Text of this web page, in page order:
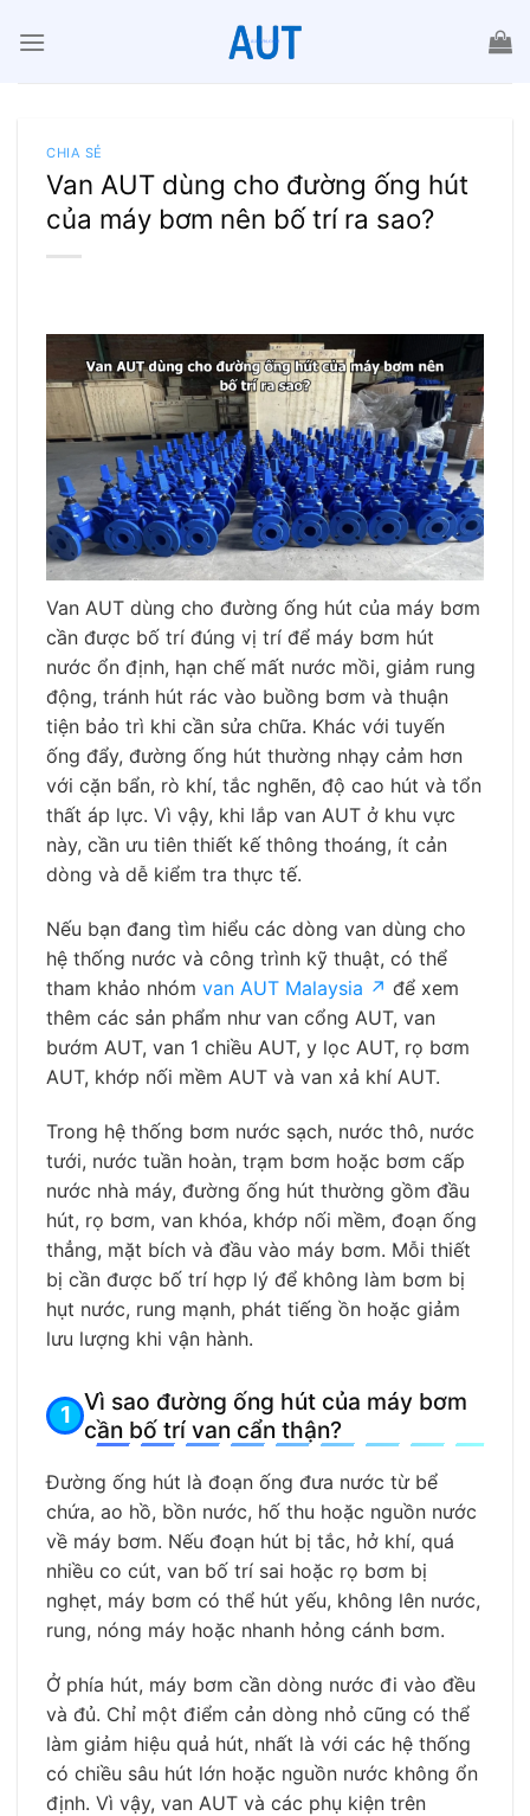
đến
CHIA SẺ
Van AUT dùng cho đường ống hút
của máy bơm nên bố trí ra sao?
Van AUT dùng cho đường ống hút của máy bơm
cần được bố trí đúng vị trí để máy bơm hút
nước ổn định, hạn chế mất nước mồi, giảm rung
động, tránh hút rác vào buồng bơm và thuận
tiện bảo trì khi cần sửa chữa. Khác với tuyến
ống đẩy, đường ống hút thường nhạy cảm hơn
với cặn bẩn, rò khí, tắc nghẽn, độ cao hút và tổn
thất áp lực. Vì vậy, khi lắp van AUT ở khu vực
này, cần ưu tiên thiết kế thông thoáng, ít cản
dòng và dễ kiểm tra thực tế.
Nếu bạn đang tìm hiểu các dòng van dùng cho
hệ thống nước và công trình kỹ thuật, có thể
tham khảo nhóm van AUT Malaysia ↗ để xem
thêm các sản phẩm như van cổng AUT, van
bướm AUT, van 1 chiều AUT, y lọc AUT, rọ bơm
AUT, khớp nối mềm AUT và van xả khí AUT.
Trong hệ thống bơm nước sạch, nước thô, nước
tưới, nước tuần hoàn, trạm bơm hoặc bơm cấp
nước nhà máy, đường ống hút thường gồm đầu
hút, rọ bơm, van khóa, khớp nối mềm, đoạn ống
thẳng, mặt bích và đầu vào máy bơm. Mỗi thiết
bị cần được bố trí hợp lý để không làm bơm bị
hụt nước, rung mạnh, phát tiếng ồn hoặc giảm
lưu lượng khi vận hành.
Vì sao đường ống hút của máy bơm
cần bố trí van cẩn thận?
Đường ống hút là đoạn ống đưa nước từ bể
chứa, ao hồ, bồn nước, hố thu hoặc nguồn nước
về máy bơm. Nếu đoạn hút bị tắc, hở khí, quá
nhiều co cút, van bố trí sai hoặc rọ bơm bị
nghẹt, máy bơm có thể hút yếu, không lên nước,
rung, nóng máy hoặc nhanh hỏng cánh bơm.
Ở phía hút, máy bơm cần dòng nước đi vào đều
và đủ. Chỉ một điểm cản dòng nhỏ cũng có thể
làm giảm hiệu quả hút, nhất là với các hệ thống
có chiều sâu hút lớn hoặc nguồn nước không ổn
định. Vì vậy, van AUT và các phụ kiện trên